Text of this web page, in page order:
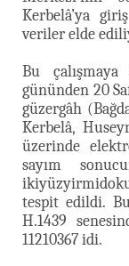
Kerbelâ’ya
veriler elde
Bu
gününden 20
güzergâh
Kerbelâ,
üzerinde
sayım
tespit edildi. Bu
H.1439
11210367 idi.